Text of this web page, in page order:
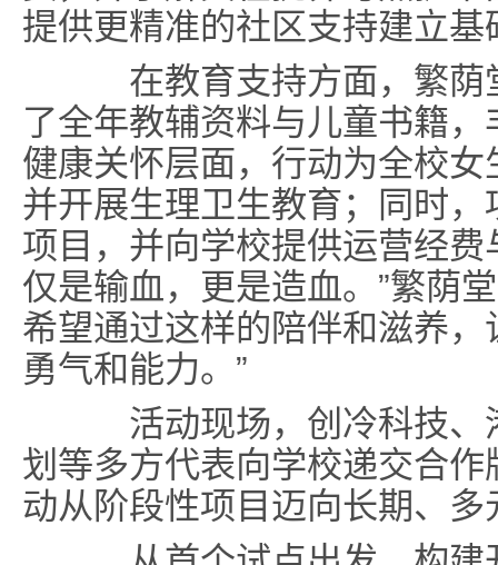
提供更精准的社区支持建立基
在教育支持方面，繁荫
了全年教辅资料与儿童书籍
健康关怀层面，行动为全校
并开展生理卫生教育；同时
项目，并向学校提供运营经
仅是输血，更是造血。”繁荫
希望通过这样的陪伴和滋养
勇气和能力。”
活动现场，创冷科技、
划等多方代表向学校递交合作
动从阶段性项目迈向长期、